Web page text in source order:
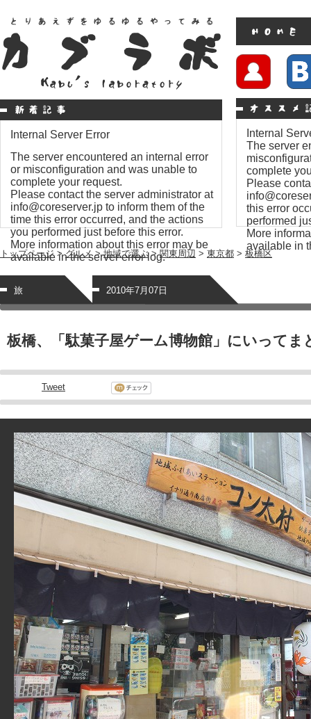
Internal Server Error
The server encountered an internal error
or misconfiguration and was unable to
complete your request.
Please contact the server administrator at
info@coreserver.jp to inform them of the
time this error occurred, and the actions
you performed just before this error.
More information about this error may be
available in the server error log.
Internal
The server
complete
Please
this error
performed
More
available in
トップページ>グルメ>地域で選ぶ>関東周辺 > 東京都 > 板橋区
旅 2010年7月07日
板橋、「駄菓子屋ゲーム博物館」にいってま
Tweet